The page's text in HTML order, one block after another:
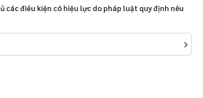
điều kiện có hiệu lực do pháp luật quy định nêu